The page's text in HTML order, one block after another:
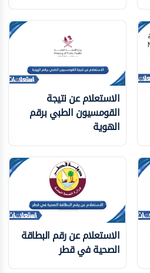
الاستعلام عن نتيجة
القومسيون الطبي برقم
الهوية
الاستعلام عن رقم البطاقة
الصحية في قطر